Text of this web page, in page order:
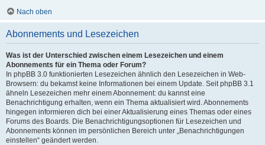
Nach oben
Abonnements und Lesezeichen
Was ist der Unterschied zwischen einem Lesezeichen und einem
Abonnements für ein Thema oder Forum?
In phpBB 3.0 funktionierten Lesezeichen ähnlich den Lesezeichen in Web-
Browsern: du bekamst keine Informationen bei einem Update. Seit phpBB 3.1
ähneln Lesezeichen mehr einem Abonnement: du kannst eine
Benachrichtigung erhalten, wenn ein Thema aktualisiert wird. Abonnements
hingegen informieren dich bei einer Aktualisierung eines Themas oder eines
Forums des Boards. Die Benachrichtigungsoptionen für Lesezeichen und
Abonnements können im persönlichen Bereich unter „Benachrichtigungen
einstellen“ geändert werden.